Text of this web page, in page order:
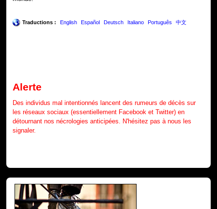
Traductions : English Español Deutsch Italiano Português 中文
Alerte
Des individus mal intentionnés lancent des rumeurs de décès sur
les réseaux sociaux (essentiellement Facebook et Twitter) en
détournant nos nécrologies anticipées. N'hésitez pas à nous les
signaler.